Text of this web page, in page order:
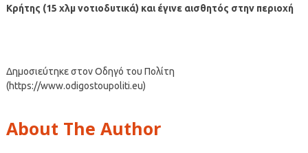
Κρήτης (15 χλμ νοτιοδυτικά) και έγινε αισθητός στην περιοχή
Δημοσιεύτηκε στον Οδηγό του Πολίτη
(https://www.odigostoupoliti.eu)
About The Author